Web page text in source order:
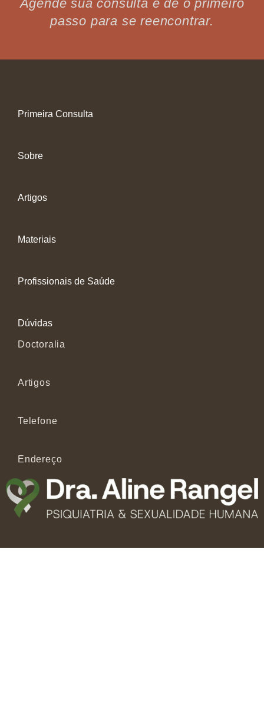
Agende sua consulta e dê o primeiro
passo para se reencontrar.
Primeira Consulta
Sobre
Artigos
Materiais
Profissionais de Saúde
Dúvidas
Doctoralia
Artigos
Telefone
Endereço